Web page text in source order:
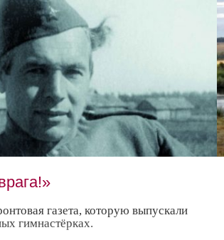
газета, которую выпускали
гимнастёрках.